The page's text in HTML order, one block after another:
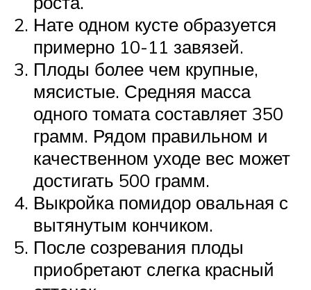
Нате одном кусте образуется
примерно 10-11 завязей.
Плоды более чем крупные,
мясистые. Средняя масса
одного томата составляет 350
грамм. Рядом правильном и
качественном уходе вес может
достигать 500 грамм.
Выкройка помидор овальная с
вытянутым кончиком.
После созревания плоды
приобретают слегка красный